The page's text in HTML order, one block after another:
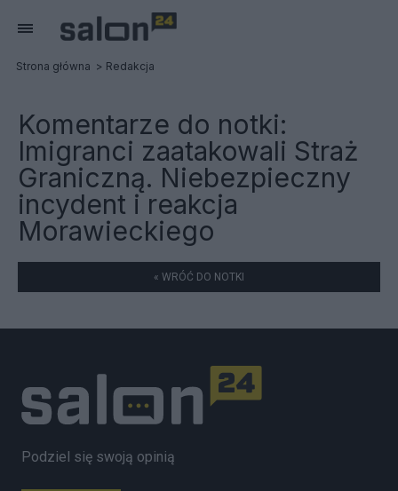
Strona główna Redakcja
Komentarze do notki:
Imigranci zaatakowali Straż
Graniczną. Niebezpieczny
incydent i reakcja
Morawieckiego
« WRÓĆ DO NOTKI
Podziel się swoją opinią